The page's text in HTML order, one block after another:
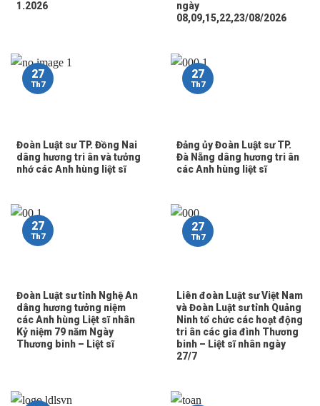
1.2026
ngày
08,09,15,22,23/08/2026
Đoàn Luật sư TP. Đồng Nai
dâng hương tri ân và tưởng
nhớ các Anh hùng liệt sĩ
27
Th7
Đảng ủy Đoàn Luật sư TP.
Đà Nẵng dâng hương tri ân
các Anh hùng liệt sĩ
27
Th7
Đoàn Luật sư tỉnh Nghệ An
dâng hương tưởng niệm
các Anh hùng Liệt sĩ nhân
Kỷ niệm 79 năm Ngày
Thương binh – Liệt sĩ
27
Th7
Liên đoàn Luật sư Việt Nam
và Đoàn Luật sư tỉnh Quảng
Ninh tổ chức các hoạt động
tri ân các gia đình Thương
binh – Liệt sĩ nhân ngày
27/7
27
Th7